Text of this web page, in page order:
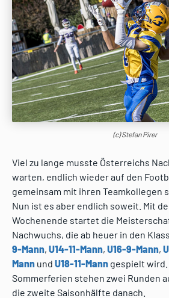
(c) Stefan Pirer
Viel zu lange musste Österreichs
warten, endlich wieder auf den
gemeinsam mit ihren Teamkollegen
Nun ist es aber endlich soweit. Mit
Wochenende startet die
Nachwuchs, die ab heuer in den
9-Mann, U14-11-Mann, U16-9-Mann,
Mann und U18-11-Mann gespielt wird.
Sommerferien stehen zwei Runden
die zweite Saisonhälfte danach.